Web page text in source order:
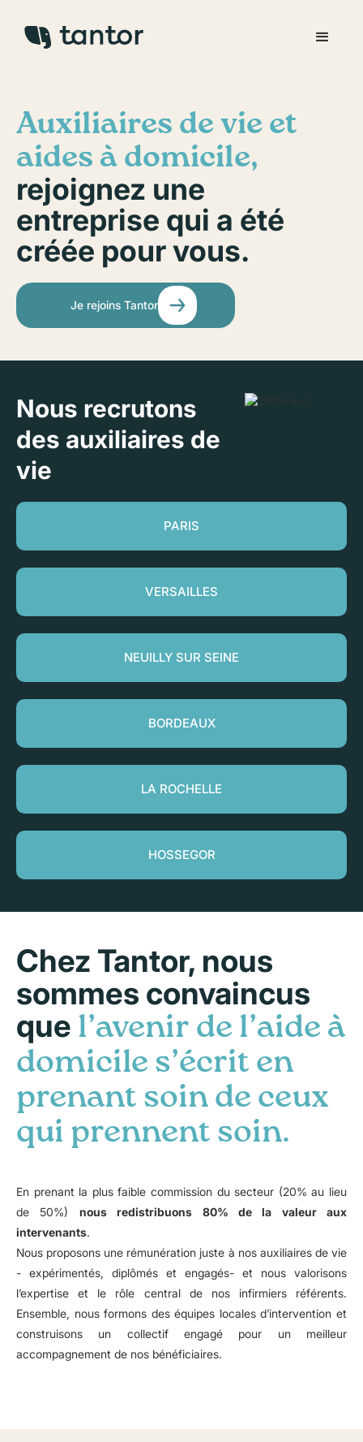
Auxiliaires de vie et
aides à domicile,
rejoignez une
entreprise qui a été
créée pour vous.
Je rejoins Tantor
Nous recrutons
des auxiliaires de
vie
PARIS
VERSAILLES
NEUILLY SUR SEINE
BORDEAUX
LA ROCHELLE
HOSSEGOR
Chez Tantor, nous
sommes convaincus
que l’avenir de l’aide à
domicile s’écrit en
prenant soin de ceux
qui prennent soin.
En prenant la plus faible commission du secteur (20% au lieu
de 50%) nous redistribuons 80% de la valeur aux
intervenants.
Nous proposons une rémunération juste à nos auxiliaires de vie
- expérimentés, diplômés et engagés- et nous valorisons
l’expertise et le rôle central de nos infirmiers référents.
Ensemble, nous formons des équipes locales d’intervention et
construisons un collectif engagé pour un meilleur
accompagnement de nos bénéficiaires.